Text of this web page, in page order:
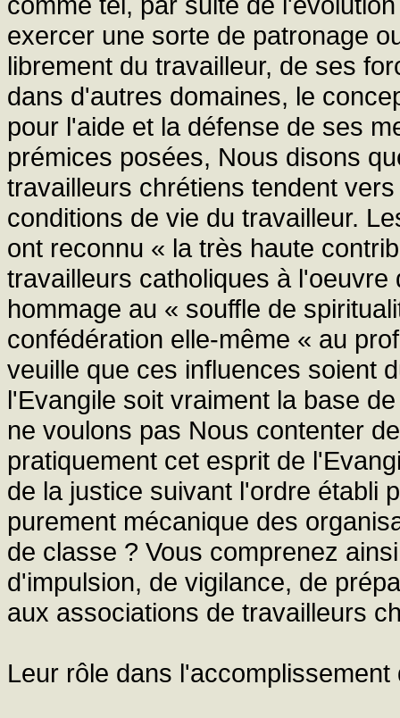
exercer une sorte de patronage
librement du travailleur, de ses
dans d'autres domaines, le
pour l'aide et la défense de ses
prémices posées, Nous disons
travailleurs chrétiens tendent
conditions de vie du travailleur.
ont reconnu « la très haute
travailleurs catholiques à
hommage au « souffle de
confédération elle-même « au
veuille que ces influences soient
l'Evangile soit vraiment la base
ne voulons pas Nous contenter
pratiquement cet esprit de
de la justice suivant l'ordre établi
purement mécanique des
de classe ? Vous comprenez
d'impulsion, de vigilance, de
aux associations de travailleurs
Leur rôle dans